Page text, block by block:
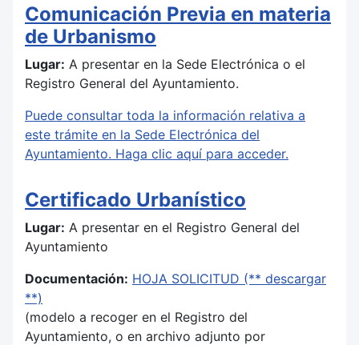
Comunicación Previa en materia
de Urbanismo
Lugar: A presentar en la Sede Electrónica o el
Registro General del Ayuntamiento.
Puede consultar toda la información relativa a
este trámite en la Sede Electrónica del
Ayuntamiento. Haga clic aquí para acceder.
Certificado Urbanístico
Lugar: A presentar en el Registro General del
Ayuntamiento
Documentación: HOJA SOLICITUD (** descargar
**)
(modelo a recoger en el Registro del
Ayuntamiento, o en archivo adjunto por